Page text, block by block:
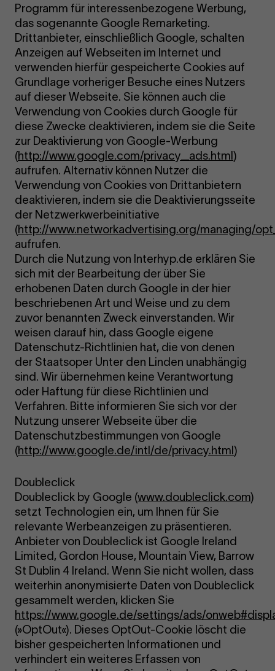
Programm für interessenbezogene Werbung,
das sogenannte Google Remarketing.
Drittanbieter, einschließlich Google, schalten
Anzeigen auf Webseiten im Internet und
verwenden hierfür gespeicherte Cookies auf
Grundlage vorheriger Besuche eines Nutzers
auf dieser Webseite. Sie können auch die
Verwendung von Cookies durch Google für
diese Zwecke deaktivieren, indem sie die Seite
zur Deaktivierung von Google-Werbung
(http://www.google.com/privacy_ads.html)
aufrufen. Alternativ können Nutzer die
Verwendung von Cookies von Drittanbietern
deaktivieren, indem sie die Deaktivierungsseite
der Netzwerkwerbeinitiative
(http://www.networkadvertising.org/managing/
aufrufen.
Durch die Nutzung von Interhyp.de erklären Sie
sich mit der Bearbeitung der über Sie
erhobenen Daten durch Google in der hier
beschriebenen Art und Weise und zu dem
zuvor benannten Zweck einverstanden. Wir
weisen darauf hin, dass Google eigene
Datenschutz-Richtlinien hat, die von denen
der Staatsoper Unter den Linden unabhängig
sind. Wir übernehmen keine Verantwortung
oder Haftung für diese Richtlinien und
Verfahren. Bitte informieren Sie sich vor der
Nutzung unserer Webseite über die
Datenschutzbestimmungen von Google
(http://www.google.de/intl/de/privacy.html)
Doubleclick
Doubleclick by Google (www.doubleclick.com)
setzt Technologien ein, um Ihnen für Sie
relevante Werbeanzeigen zu präsentieren.
Anbieter von Doubleclick ist Google Ireland
Limited, Gordon House, Mountain View, Barrow
St Dublin 4 Ireland. Wenn Sie nicht wollen, dass
weiterhin anonymisierte Daten von Doubleclick
gesammelt werden, klicken Sie
https://www.google.de/settings/ads/
(»OptOut«). Dieses OptOut-Cookie löscht die
bisher gespeicherten Informationen und
verhindert ein weiteres Erfassen von